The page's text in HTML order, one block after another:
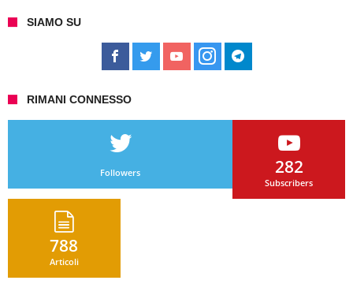
SIAMO SU
RIMANI CONNESSO
Followers 282
Subscribers
788
Articoli